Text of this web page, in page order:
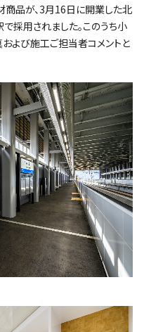
品が、3月16日に開業した北
採用されました。このうち小
よび施工ご担当者コメントと